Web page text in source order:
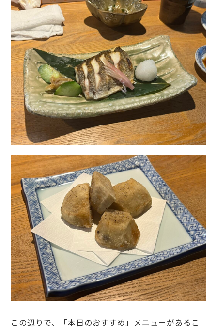
この辺りで、「本日のおすすめ」メニューがあるこ